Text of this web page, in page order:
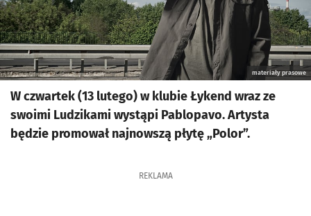
materiały prasowe
W czwartek (13 lutego) w klubie Łykend wraz ze
swoimi Ludzikami wystąpi Pablopavo. Artysta
będzie promował najnowszą płytę „Polor”.
REKLAMA